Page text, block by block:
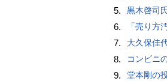
5. 黒木啓司
6. 「売り方
7. 大久保佳
8. コンビニ
9. 堂本剛の